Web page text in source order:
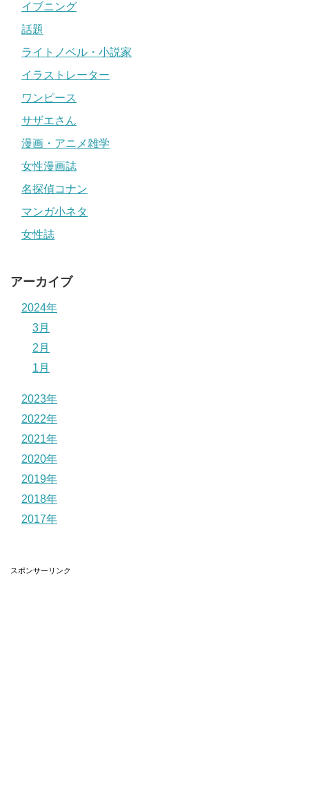
関連記事
イブニング
話題
ライトノベル・小説家
イラストレーター
ワンピース
サザエさん
漫画・アニメ雑学
女性漫画誌
名探偵コナン
マンガ小ネタ
女性誌
アーカイブ
2024年
3月
2月
1月
2023年
2022年
2021年
2020年
2019年
2018年
2017年
スポンサーリンク